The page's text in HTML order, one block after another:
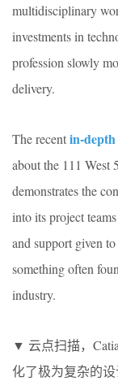
multidisciplinary
investments in
profession slowly
delivery.
The recentin-
about the 111 West
demonstrates the
into its project
and support given
something often
industry.
▼ 云点扫描，
化了极为复杂的设